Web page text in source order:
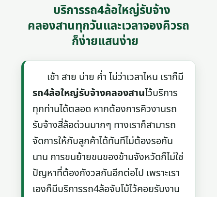
บริการรถ4ล้อใหญ่รับจ้าง
คลองสานทุกวันและเวลาจองคิวรถ
ก็ง่ายแสนง่าย
เช้า สาย บ่าย ค่ำ ไม่ว่าเวลาไหน เราก็มี
รถ4ล้อใหญ่รับจ้างคลองสานไว้บริการ
ทุกท่านได้ตลอด หากต้องการคิวงานรถ
รับจ้างสี่ล้อด่วนมากๆ ทางเราก็สามารถ
จัดการให้กับลูกค้าได้ทันทีไม่ต้องรอกัน
นาน การขนย้ายขนของข้ามจังหวัดก็ไม่ใช่
ปัญหาที่ต้องกังวลกันอีกต่อไป เพราะเรา
เองก็มีบริการรถ4ล้อจับโบ้ไว้คอยรับงาน